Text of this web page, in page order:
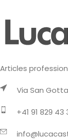
Articles
Via San
+41 91 829 43